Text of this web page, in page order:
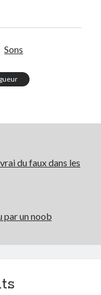
Sons
du faux dans les
par un noob